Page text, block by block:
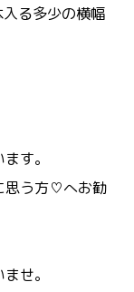
る多少の横幅
す。
思う方♡へお勧
せ。